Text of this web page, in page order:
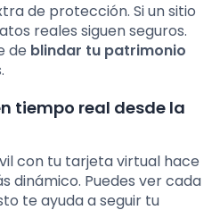
de protección. Si un sitio
reales siguen seguros.
de blindar tu patrimonio
tiempo real desde la
con tu tarjeta virtual hace
dinámico. Puedes ver cada
te ayuda a seguir tu